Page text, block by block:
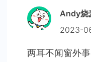
Andy烧
2023-
两耳不闻窗外